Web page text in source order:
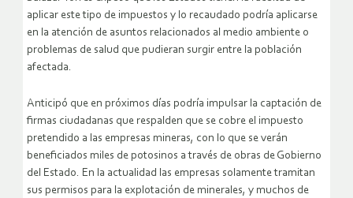
aplicar este tipo de impuestos y lo recaudado podría aplicarse
en la atención de asuntos relacionados al medio ambiente o
problemas de salud que pudieran surgir entre la población
afectada.
Anticipó que en próximos días podría impulsar la captación de
firmas ciudadanas que respalden que se cobre el impuesto
pretendido a las empresas mineras, con lo que se verán
beneficiados miles de potosinos a través de obras de Gobierno
del Estado. En la actualidad las empresas solamente tramitan
sus permisos para la explotación de minerales, y muchos de